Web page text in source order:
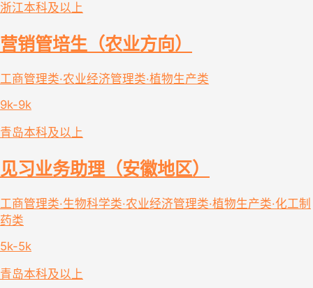
浙江本科及以上
营销管培生（农业方向）
工商管理类·农业经济管理类·植物生产类
9k-9k
青岛本科及以上
见习业务助理（安徽地区）
工商管理类·生物科学类·农业经济管理类·植物生产类·化工制
药类
5k-5k
青岛本科及以上